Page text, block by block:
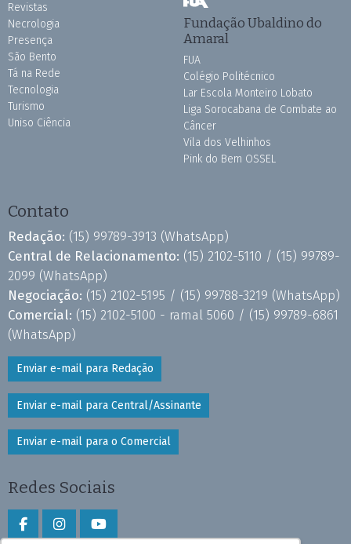
Revistas
Necrologia
Presença
São Bento
Tá na Rede
Tecnologia
Turismo
Uniso Ciência
Fundação Ubaldino do
Amaral
FUA
Colégio Politécnico
Lar Escola Monteiro Lobato
Liga Sorocabana de Combate ao
Câncer
Vila dos Velhinhos
Pink do Bem OSSEL
Contato
Redação: (15) 99789-3913 (WhatsApp)
Central de Relacionamento: (15) 2102-5110 / (15) 99789-
2099 (WhatsApp)
Negociação: (15) 2102-5195 / (15) 99788-3219 (WhatsApp)
Comercial: (15) 2102-5100 - ramal 5060 / (15) 99789-6861
(WhatsApp)
Enviar e-mail para Redação
Enviar e-mail para Central/Assinante
Enviar e-mail para o Comercial
Redes Sociais